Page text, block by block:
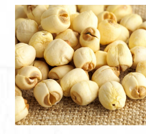
Đà
Nẵng
–
Hạt
loại
1
chất
lượng